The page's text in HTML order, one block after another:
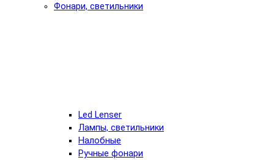
Фонари, светильники
Led Lenser
Лампы, светильники
Налобные
Ручные фонари